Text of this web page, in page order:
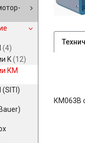
(4)
K(12)
КМ
(SITI)
КМ063В